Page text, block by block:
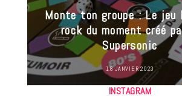
Monte ton groupe : Le jeu
rock du moment créé
Supersonic
18 JANVIER 2023
INSTAGRAM